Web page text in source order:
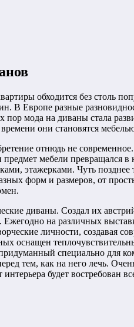
обходится без столь
В Европе разные
пор мода на диваны стала
они становятся
отнюдь не
мебели превращался
этажерками. Чуть
форм и размеров, от
диваны. Создал их
Ежегодно на различных
личности, создавая
оснащен
специально для
тем, как на него лечь.
будет востребован